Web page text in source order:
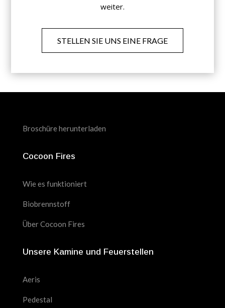
weiter.
STELLEN SIE UNS EINE FRAGE
Broschüre herunterladen
Cocoon Fires
Wie es funktioniert
Biobrennstoff
Über Cocoon Fires
Unsere Kamine und Feuerstellen
Aeris
Pedestal